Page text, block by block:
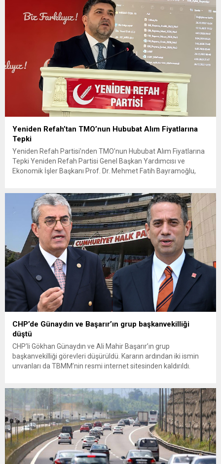
itibaren iki takım da kontrollü bir oyun sergilerken, Avustralya
özellikle hızlı hücumlarla etkili olmaya...
Yeniden Refah’tan TMO’nun Hububat Alım Fiyatlarına
Tepki
Yeniden Refah Partisi’nden TMO’nun Hububat Alım Fiyatlarına
Tepki Yeniden Refah Partisi Genel Başkan Yardımcısı ve
Ekonomik İşler Başkanı Prof. Dr. Mehmet Fatih Bayramoğlu,
fiyatların çiftçinin artan maliyetlerini karşılamaktan uzak
olduğunu savunarak fiyatların yeniden değerlendirilmesi
çağrısında...
CHP’de Günaydın ve Başarır’ın grup başkanvekilliği
düştü
CHP’li Gökhan Günaydın ve Ali Mahir Başarır’ın grup
başkanvekilliği görevleri düşürüldü. Kararın ardından iki ismin
unvanları da TBMM’nin resmi internet sitesinden kaldırıldı.
çıkarma cezası uygulanmak üzere Yüksek Disiplin Kurulu’na
(YDK) sevk edilen ve partideki tüm görevlerinden...